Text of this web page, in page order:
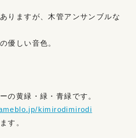
りますが、木管アンサンブルな
優しい音色。
の黄緑・緑・青緑です。
kimirodimirodi
す。